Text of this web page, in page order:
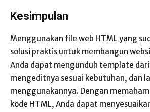
Kesimpulan
Menggunakan file web HTML yang
solusi praktis untuk membangun
Anda dapat mengunduh template
mengeditnya sesuai kebutuhan, dan
menggunakannya. Dengan
kode HTML, Anda dapat